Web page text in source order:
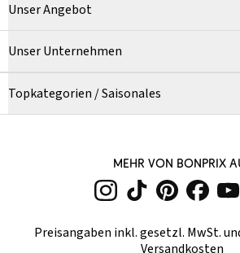
Unser Angebot
Unser Unternehmen
Topkategorien / Saisonales
MEHR VON BONPRIX
Preisangaben inkl. gesetzl. MwSt.
Versandkosten